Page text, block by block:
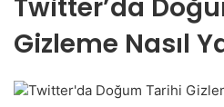
Twitter’da
Gizleme Nasıl